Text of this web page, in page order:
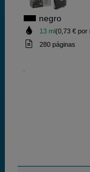
negro
13 ml(0,73 € por
280 páginas